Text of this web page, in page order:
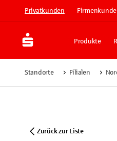
Privatkunden
Produkte
Standorte Filialen
Zurück zur Liste